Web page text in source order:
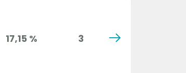
17,15 % 3